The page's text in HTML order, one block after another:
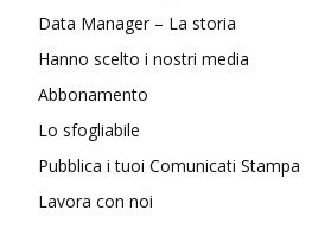
Data Manager – La storia
Hanno scelto i nostri media
Abbonamento
Lo sfogliabile
Pubblica i tuoi Comunicati Stampa
Lavora con noi